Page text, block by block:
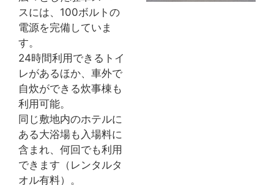
スには、100ボルトの
電源を完備していま
す。
24時間利用できるトイ
レがあるほか、車外で
自炊ができる炊事棟も
利用可能。
同じ敷地内のホテルに
ある大浴場も入場料に
含まれ、何回でも利用
できます（レンタルタ
オル有料）。